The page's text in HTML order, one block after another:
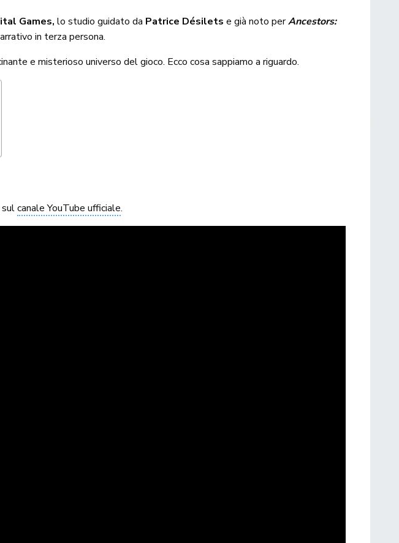
Games, lo studio guidato da Patrice Désilets e già noto perAncestors:
in terza persona.
e misterioso universo del gioco. Ecco cosa sappiamo a riguardo.
sulcanale YouTube ufficiale.